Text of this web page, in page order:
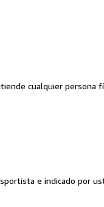
cualquier persona
e indicado por